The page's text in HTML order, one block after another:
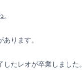
ります。
たレオが卒業しました。